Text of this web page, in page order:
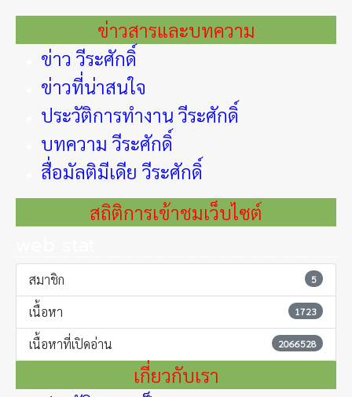
ข่าวสารและบทความ
ข่าว วีระศักดิ์
ข่าวที่น่าสนใจ
ประวัติการทำงาน วีระศักดิ์
บทความ วีระศักดิ์
สื่อมัลติมีเดีย วีระศักดิ์
สถิติการเข้าชมเว็บไซต์
สมาชิก 5
เนื้อหา 1723
เนื้อหาที่เปิดอ่าน 2066528
เกี่ยวกับเรา